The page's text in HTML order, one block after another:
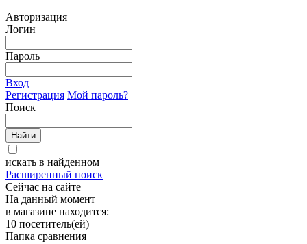
Авторизация
Логин
Пароль
Вход
Регистрация Мой пароль?
Поиск
искать в найденном
Расширенный поиск
Сейчас на сайте
На данный момент
в магазине находится:
10 посетитель(ей)
Папка сравнения